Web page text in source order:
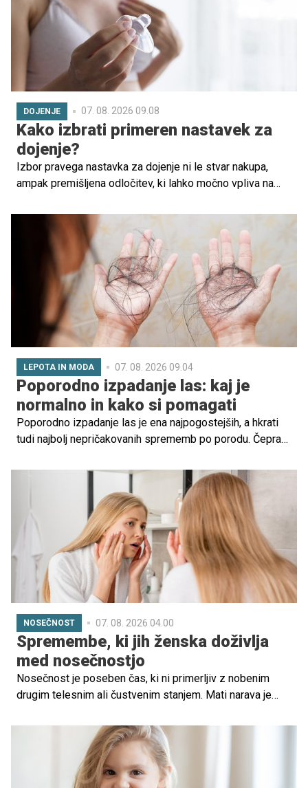
DOJENJE 07. 08. 2026 09.08
Kako izbrati primeren nastavek za
dojenje?
Izbor pravega nastavka za dojenje ni le stvar nakupa,
ampak premišljena odločitev, ki lahko močno vpliva na
nadaljevanju vam bomo s pomočjo svetovalke za dojenje
razložili, kaj so ti nastavki, kdaj jih je smiselno uporabiti in
kako izbrati pravega.
LEPOTA IN MODA 07. 08. 2026 09.04
Poporodno izpadanje las: kaj je
normalno in kako si pomagati
Poporodno izpadanje las je ena najpogostejših, a hkrati
tudi najbolj nepričakovanih sprememb po porodu. Čeprav
povsem normalen in začasen pojav, ki ga povzročijo
hormonske spremembe po nosečnosti.
NOSEČNOST 07. 08. 2026 04.00
Spremembe, ki jih ženska doživlja
med nosečnostjo
Nosečnost je poseben čas, ki ni primerljiv z nobenim
drugim telesnim ali čustvenim stanjem. Mati narava je
njej zvrstijo zares neverjetne spremembe, ki vključujejo
prilagoditev in pripravo telesa na porod. Prilagoditve pa
ne vključujejo samo telesa, pač pa se v nosečnici zgodi
pravi vrtiljak čustev, ki je včasih popolnoma neobvladljiv.